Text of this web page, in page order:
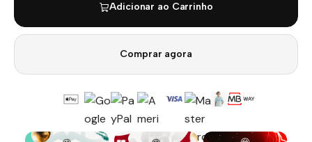
Adicionar ao Carrinho
Comprar agora